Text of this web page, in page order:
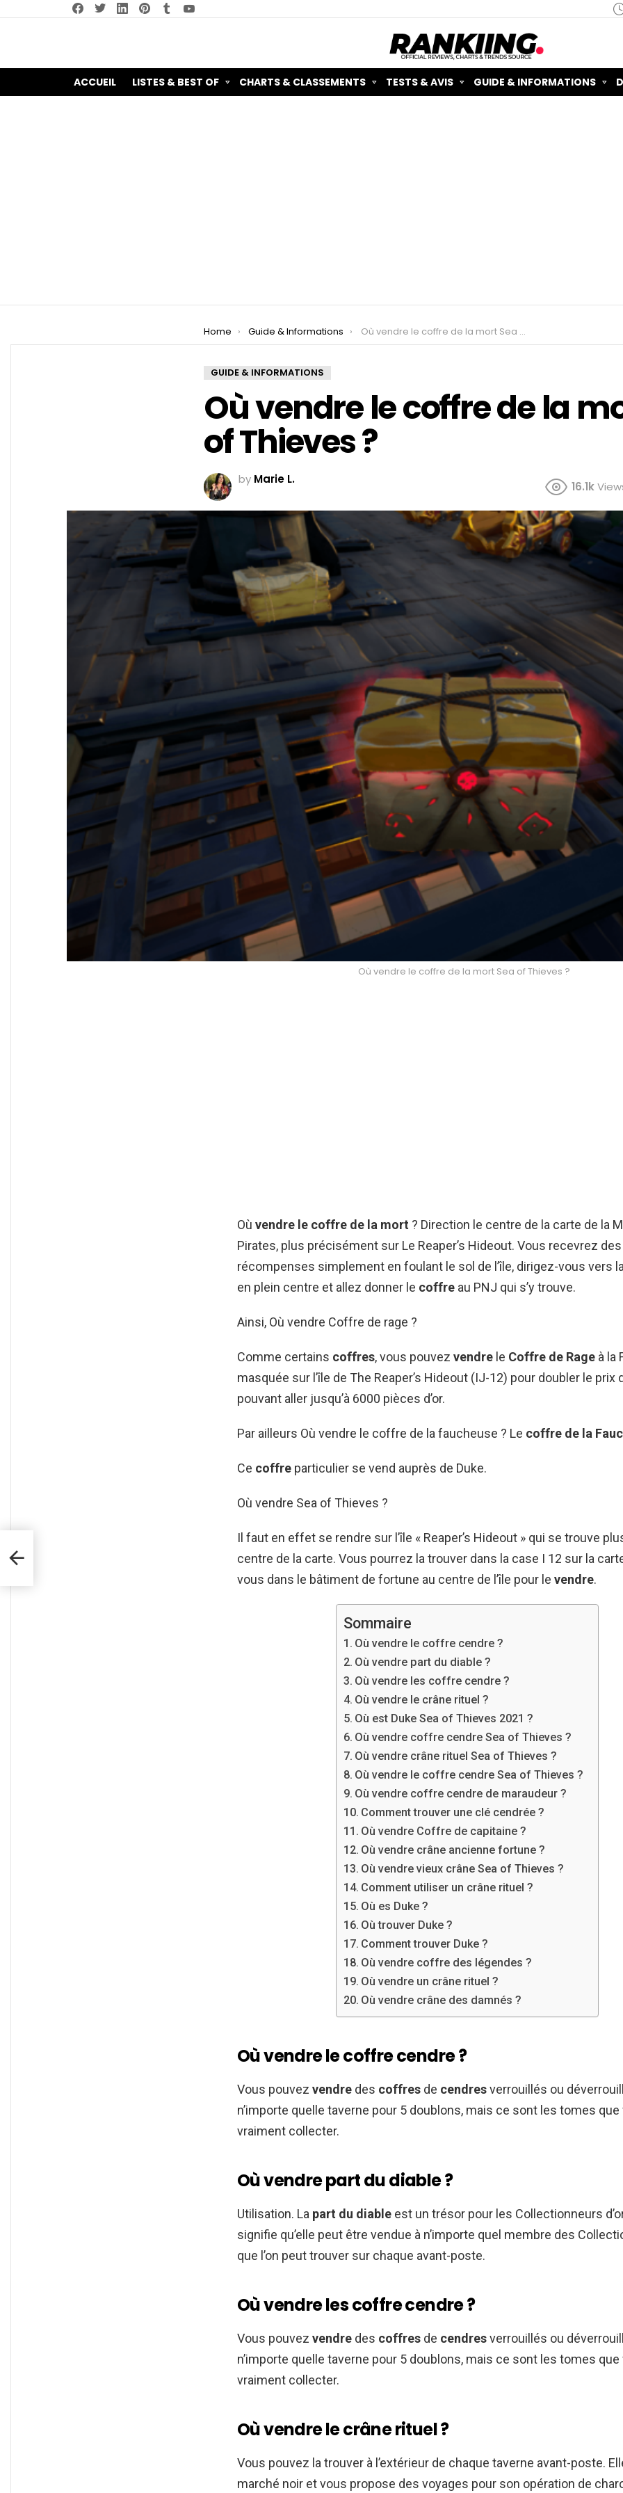
facebooktwitterlinkedin pinterest
ACCUEIL LISTES & BEST OF CHARTS & CLASSEMENTS TESTS & AVIS GUIDE & INFORMATIONS
You are here:
Home Guide & Informations Où vendre le coffre de la mort Sea of Thieves ?
GUIDE & INFORMATIONS
Où vendre le coffre de la
of Thieves ?
by Marie L.
16.1k
Où vendre le coffre de la mort Sea of Thieves ?
Où vendre le coffre de la mort ? Direction le centre de la carte de la
Pirates, plus précisément sur Le Reaper’s Hideout. Vous recevrez des
récompenses simplement en foulant le sol de l’île, dirigez-vous vers
en plein centre et allez donner le coffre au PNJ qui s’y trouve.
Ainsi, Où vendre Coffre de rage ?
Comme certains coffres, vous pouvez vendre le Coffre de Rage à la
masquée sur l’île de The Reaper’s Hideout (IJ-12) pour doubler le prix
pouvant aller jusqu’à 6000 pièces d’or.
Par ailleurs Où vendre le coffre de la faucheuse ? Le coffre de la
Ce coffre particulier se vend auprès de Duke.
Où vendre Sea of Thieves ?
Il faut en effet se rendre sur l’île « Reaper’s Hideout » qui se trouve
centre de la carte. Vous pourrez la trouver dans la case I 12 sur la
vous dans le bâtiment de fortune au centre de l’île pour le vendre.
Sommaire
Où vendre le coffre cendre ?
Où vendre part du diable ?
Où vendre les coffre cendre ?
Où vendre le crâne rituel ?
Où est Duke Sea of Thieves 2021 ?
Où vendre coffre cendre Sea of Thieves ?
Où vendre crâne rituel Sea of Thieves ?
Où vendre le coffre cendre Sea of Thieves ?
Où vendre coffre cendre de maraudeur ?
Comment trouver une clé cendrée ?
Où vendre Coffre de capitaine ?
Où vendre crâne ancienne fortune ?
Où vendre vieux crâne Sea of Thieves ?
Comment utiliser un crâne rituel ?
Où es Duke ?
Où trouver Duke ?
Comment trouver Duke ?
Où vendre coffre des légendes ?
Où vendre un crâne rituel ?
Où vendre crâne des damnés ?
Où vendre le coffre cendre ?
Vous pouvez vendre des coffres de cendresverrouillés ou
n’importe quelle taverne pour 5 doublons, mais ce sont les tomes
vraiment collecter.
Où vendre part du diable ?
Utilisation. La part du diable est un trésor pour les Collectionneurs
signifie qu’elle peut être vendue à n’importe quel membre des
que l’on peut trouver sur chaque avant-poste.
Où vendre les coffre cendre ?
Vous pouvez vendre des coffres de cendresverrouillés ou
n’importe quelle taverne pour 5 doublons, mais ce sont les tomes
vraiment collecter.
Où vendre le crâne rituel ?
Vous pouvez la trouver à l’extérieur de chaque taverne avant-poste.
marché noir et vous propose des voyages pour son opération de